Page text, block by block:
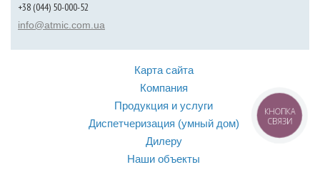
+38 (044) 50-000-52
info@atmic.com.ua
Карта сайта
Компания
Продукция и услуги
Диспетчеризация (умный дом)
Дилеру
Наши объекты
КНОПКА
СВЯЗИ